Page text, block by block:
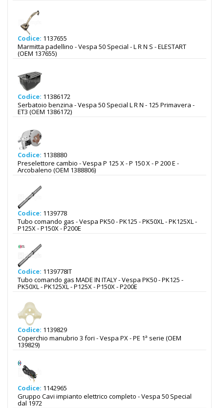
Codice: 1137655
Marmitta padellino - Vespa 50 Special - L R N S - ELESTART
(OEM 137655)
Codice: 11386172
Serbatoio benzina - Vespa 50 Special L R N - 125 Primavera -
ET3 (OEM 1386172)
Codice: 1138880
Preselettore cambio - Vespa P 125 X - P 150 X - P 200 E -
Arcobaleno (OEM 1388806)
Codice: 1139778
Tubo comando gas - Vespa PK50 - PK125 - PK50XL - PK125XL -
P125X - P150X - P200E
Codice: 1139778IT
Tubo comando gas MADE IN ITALY - Vespa PK50 - PK125 -
PK50XL - PK125XL - P125X - P150X - P200E
Codice: 1139829
Coperchio manubrio 3 fori - Vespa PX - PE 1ª serie (OEM
139829)
Codice: 1142965
Gruppo Cavi impianto elettrico completo - Vespa 50 Special
dal 1972